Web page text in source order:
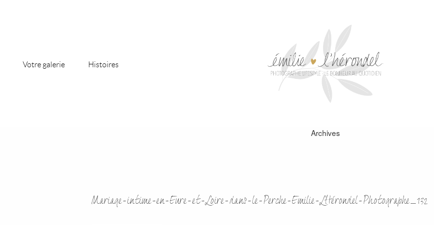
Votre galerie Histoires
Archives
Mariage-intime-en-Eure-et-Loire-dans-le-Perche-Emilie-LHérondel-Photographe_132